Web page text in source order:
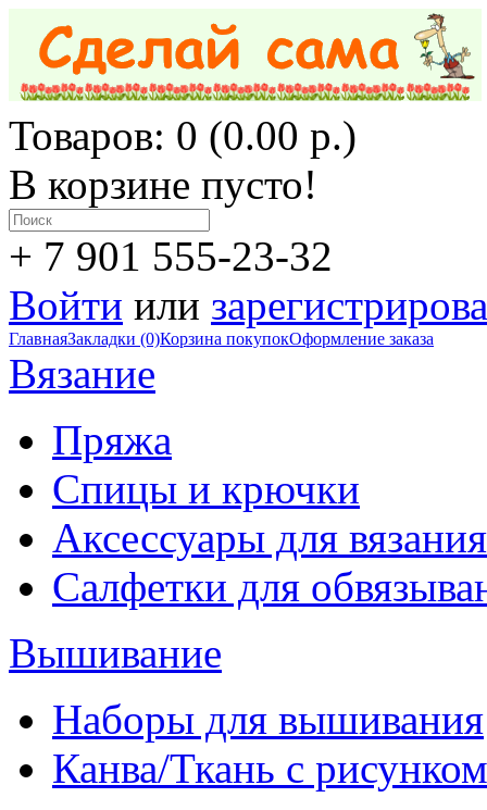
Товаров: 0 (0.00 р.)
В корзине пусто!
+ 7 901 555-23-32
Войти или
ГлавнаяЗакладки (0)Корзина покупокОформление заказа
Вязание
Пряжа
Спицы и крючки
Аксессуары для вязания
Салфетки для
Вышивание
Наборы для вышивания
Канва/Ткань с рисунком